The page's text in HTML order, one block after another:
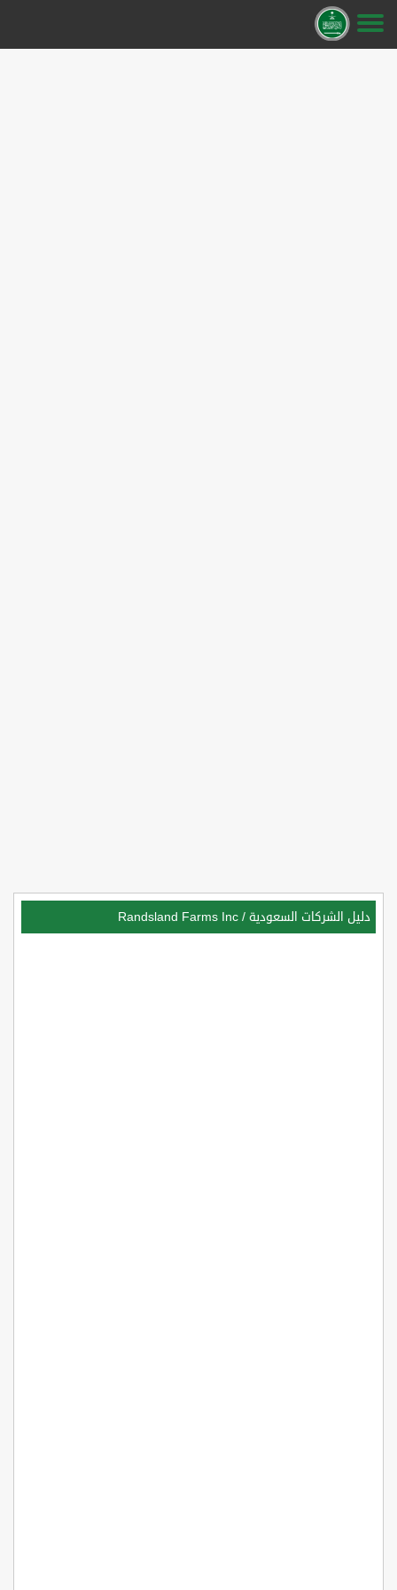
دليل الشركات السعودية /
Randsland Farms Inc